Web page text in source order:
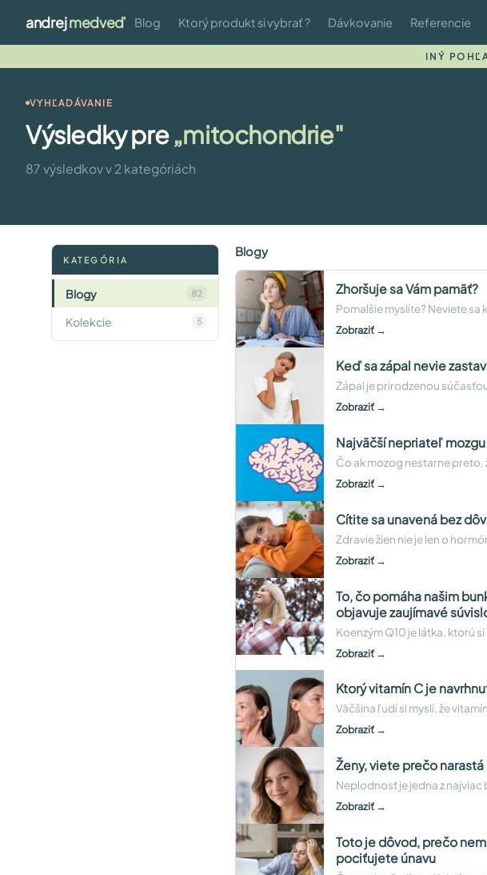
andrejmedveď Blog Ktorý produkt si vybrať ? Dávkovanie Referencie
INÝ
VYHĽADÁVANIE
Výsledky pre„mitochondrie"
87 výsledkov v 2 kategóriách
KATEGÓRIA
Blogy 82
Kolekcie 5
Blogy
Zhoršuje sa Vám pamäť?
Pomalšie myslíte? Neviete
Zobraziť →
Keď sa zápal nevie
Zápal je prirodzenou
Zobraziť →
Najväčší nepriateľ
Čo ak mozog nestarne preto,
Zobraziť →
Cítite sa unavená bez
Zdravie žien nie je len o
Zobraziť →
To, čo pomáha našim
objavuje zaujímavé
Koenzým Q10 je látka, ktorú
Zobraziť →
Ktorý vitamín C je
Väčšina ľudí si myslí, že
Zobraziť →
Ženy, viete prečo
Neplodnosť je jedna z
Zobraziť →
Toto je dôvod, prečo
pociťujete únavu